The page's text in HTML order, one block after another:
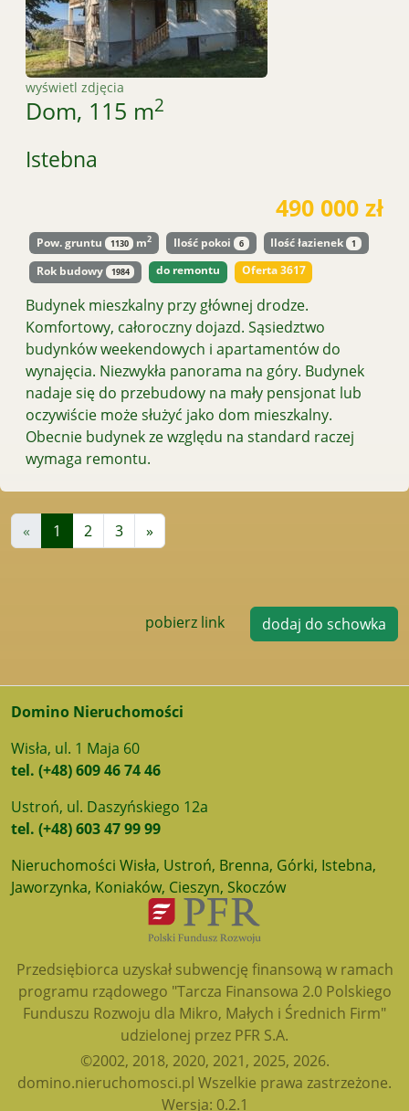
wyświetl zdjęcia
Dom, 115 m2
Istebna
490 000 zł
Pow. gruntu 1130 m2 Ilość pokoi 6 Ilość łazienek 1
Rok budowy 1984 do remontu Oferta 3617
Budynek mieszkalny przy głównej drodze.
Komfortowy, całoroczny dojazd. Sąsiedztwo
budynków weekendowych i apartamentów do
wynajęcia. Niezwykła panorama na góry. Budynek
nadaje się do przebudowy na mały pensjonat lub
oczywiście może służyć jako dom mieszkalny.
Obecnie budynek ze względu na standard raczej
wymaga remontu.
« 1 2 3 »
pobierz link
Domino Nieruchomości
Wisła, ul. 1 Maja 60
tel. (+48) 609 46 74 46
Ustroń, ul. Daszyńskiego 12a
tel. (+48) 603 47 99 99
Nieruchomości Wisła, Ustroń, Brenna, Górki, Istebna,
Jaworzynka, Koniaków, Cieszyn, Skoczów
Przedsiębiorca uzyskał subwencję finansową w ramach
programu rządowego "Tarcza Finansowa 2.0 Polskiego
Funduszu Rozwoju dla Mikro, Małych i Średnich Firm"
udzielonej przez PFR S.A.
©2002, 2018, 2020, 2021, 2025, 2026.
domino.nieruchomosci.pl Wszelkie prawa zastrzeżone.
Wersja: 0.2.1